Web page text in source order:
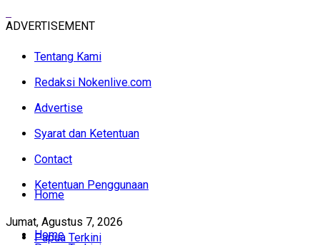
ADVERTISEMENT
Tentang Kami
Redaksi Nokenlive.com
Advertise
Syarat dan Ketentuan
Contact
Ketentuan Penggunaan
Jumat, Agustus 7, 2026
Home
Papua Terkini
Home